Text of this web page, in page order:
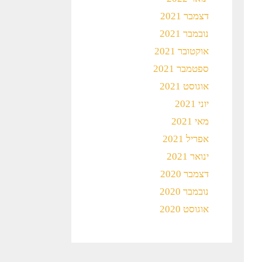
דצמבר 2021
נובמבר 2021
אוקטובר 2021
ספטמבר 2021
אוגוסט 2021
יוני 2021
מאי 2021
אפריל 2021
ינואר 2021
דצמבר 2020
נובמבר 2020
אוגוסט 2020